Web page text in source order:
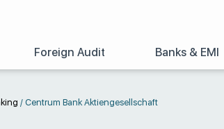
Foreign Audit Banks & EMI
/ Centrum Bank Aktiengesellschaft